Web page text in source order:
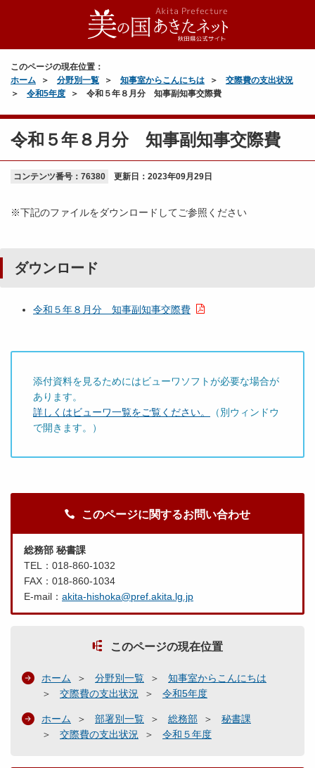
このページの現在位置：
ホーム
分野別一覧 知事室からこんにちは
交際費の支出状況
令和5年度
令和５年８月分 知事副知事交際費
令和５年８月分 知事副知事交際費
コンテンツ番号：76380 更新日： 2023年09月29日
※下記のファイルをダウンロードしてご参照ください
ダウンロード
令和５年８月分 知事副知事交際費
添付資料を見るためにはビューワソフトが必要な場合が
あります。
詳しくはビューワ一覧をご覧ください。
（別ウィンドウ
で開きます。）
このページに関するお問い合わせ
総務部 秘書課
TEL：018-860-1032
FAX：018-860-1034
E-mail： akita-hishoka@pref.akita.lg.jp
このページの現在位置
ホーム 分野別一覧
知事室からこんにちは
交際費の支出状況
令和5年度
ホーム 部署別一覧 総務部
秘書課
交際費の支出状況
令和５年度